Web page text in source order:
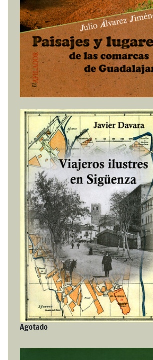
Agotado